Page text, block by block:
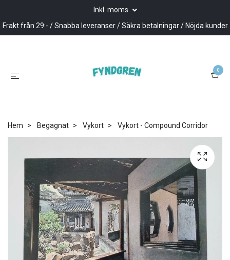
Inkl. moms
Frakt från 29:- / Snabba leveranser / Säkra betalningar / Nöjda kunder
0
Hem Begagnat Vykort Vykort - Compound Corridor